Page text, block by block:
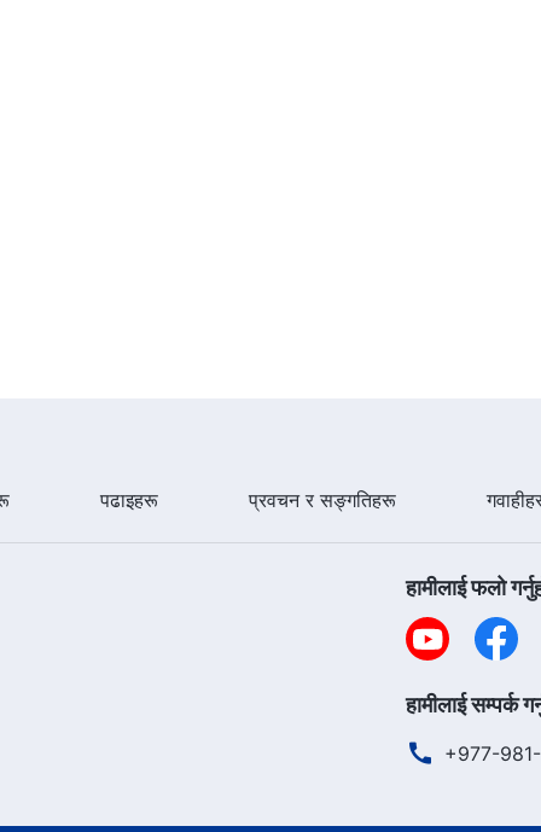
पढाइहरू प्रवचन र सङ्गतिहरू
हामीलाई फलो
हामीलाई सम्पर्क
+977-